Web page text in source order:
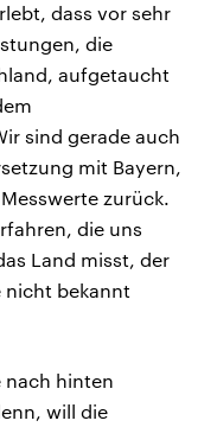
dass vor sehr
die
aufgetaucht
sind gerade auch
mit Bayern,
zurück.
die uns
Land misst, der
nicht bekannt
nach hinten
will die